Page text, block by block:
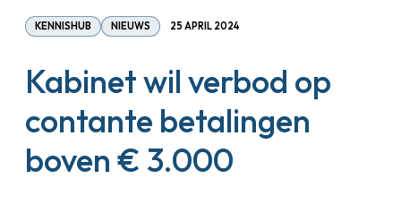
KENNISHUB NIEUWS 25 APRIL 2024
Kabinet wil verbod op
contante betalingen
boven € 3.000